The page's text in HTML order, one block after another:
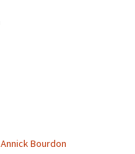
Annick Bourdon